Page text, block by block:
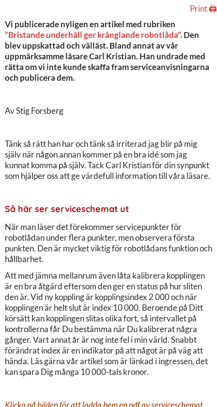
Print 🖨
Vi publicerade nyligen en artikel med rubriken
”Bristande underhåll ger krånglande robotlåda”.Den
blev uppskattad och välläst. Bland annat av vår
uppmärksamme läsare Carl Kristian. Han undrade med
rätta om vi inte kunde skaffa fram serviceanvisningarna
och publicera dem.
Av Stig Forsberg
Tänk så rätt han har och tänk så irriterad jag blir på mig
själv när någon annan kommer på en bra idé som jag
kunnat komma på själv. Tack Carl Kristian för din synpunkt
som hjälper oss att ge värdefull information till våra läsare.
Så här ser serviceschemat ut
När man läser det förekommer servicepunkter för
robotlådan under flera punkter, men observera första
punkten. Den är mycket viktig för robotlådans funktion och
hållbarhet.
Att med jämna mellanrum även låta kalibrera kopplingen
är en bra åtgärd eftersom den ger en status på hur sliten
den är. Vid ny koppling är kopplingsindex 2 000 och när
kopplingen är helt slut är index 10 000. Beroende på Ditt
körsätt kan kopplingen slitas olika fort, så intervallet på
kontrollerna får Du bestämma när Du kalibrerat några
gånger. Vart annat år är nog inte fel i min värld. Snabbt
förändrat index är en indikator på att något är på väg att
hända. Läs gärna vår artikel som är länkad i ingressen, det
kan spara Dig många 10 000-tals kronor.
Klicka på bilden för att ladda hem en pdf av serviceschemat.